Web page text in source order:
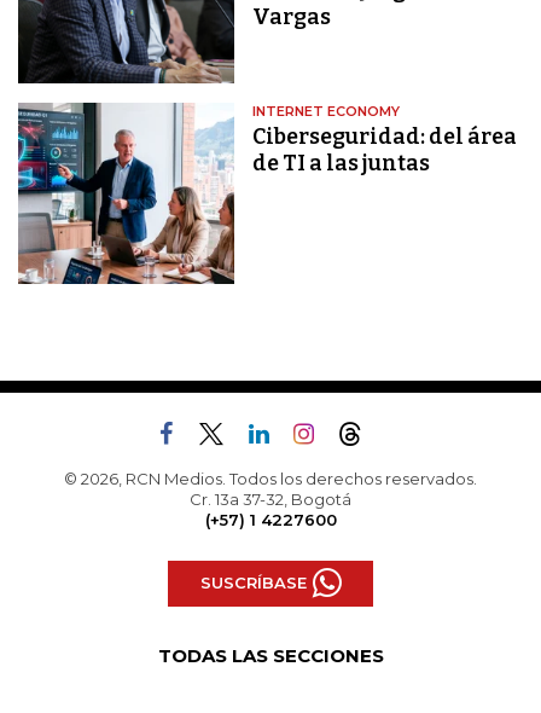
Vargas
INTERNET ECONOMY
Ciberseguridad: del área
de TI a las juntas
© 2026, RCN Medios. Todos los derechos reservados.
Cr. 13a 37-32, Bogotá
(+57) 1 4227600
SUSCRÍBASE
TODAS LAS SECCIONES